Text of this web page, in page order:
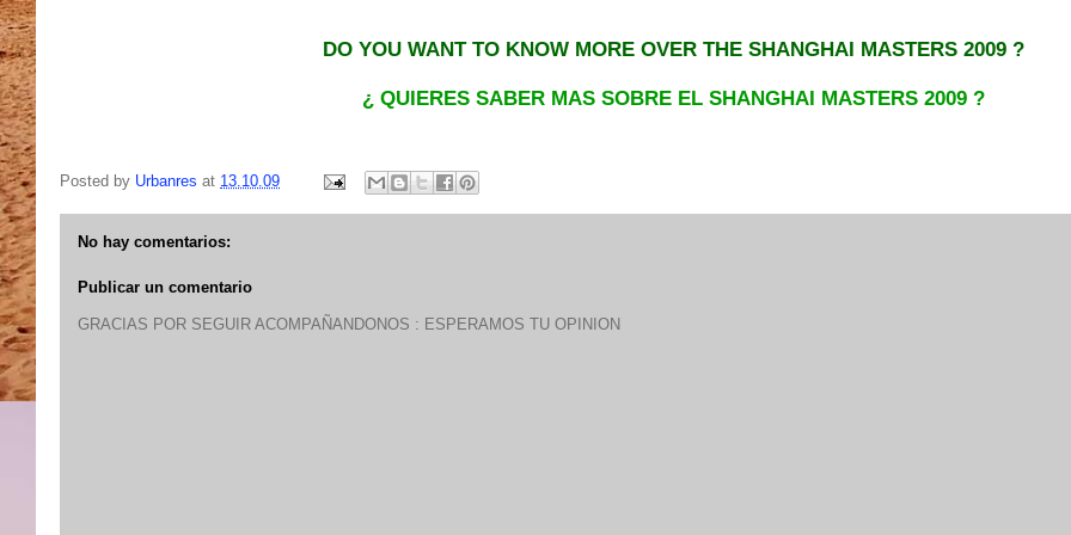
DO YOU WANT TO KNOW MORE OVER THE SHANGHAI MASTERS 2009 ?
¿ QUIERES SABER MAS SOBRE EL SHANGHAI MASTERS 2009 ?
Posted by Urbanres at 13.10.09
No hay comentarios:
Publicar un comentario
GRACIAS POR SEGUIR ACOMPAÑANDONOS : ESPERAMOS TU OPINION